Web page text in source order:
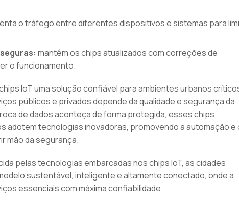
o tráfego entre diferentes dispositivos e sistemas para
mantêm os chips atualizados com correções de
o funcionamento.
IoT uma solução confiável para ambientes urbanos
públicos e privados depende da qualidade e segurança da
de dados aconteça de forma protegida, esses chips
adotem tecnologias inovadoras, promovendo a automação e
mão da segurança.
pelas tecnologias embarcadas nos chips IoT, as cidades
sustentável, inteligente e altamente conectado, onde a
essenciais com máxima confiabilidade.